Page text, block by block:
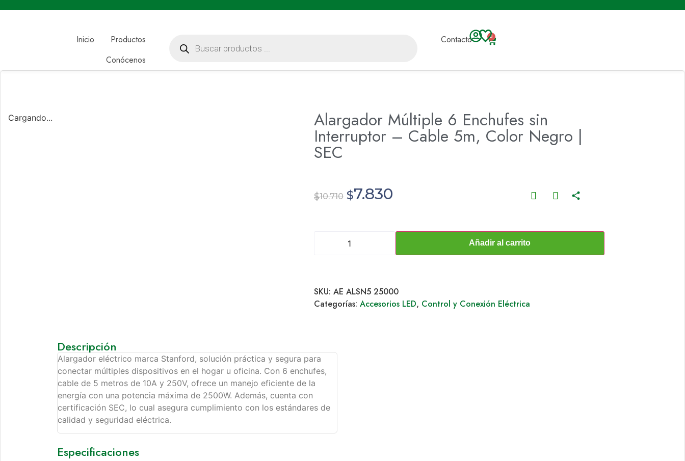
Inicio
Productos
Conócenos
Contacto 0
Cargando... Alargador Múltiple 6 Enchufes sin
Interruptor – Cable 5m, Color Negro |
SEC
$10.710 $7.830
Añadir al carrito
SKU: AE ALSN5 25000
Categorías: Accesorios LED, Control y Conexión Eléctrica
Descripción
Alargador eléctrico marca Stanford, solución práctica y segura para
conectar múltiples dispositivos en el hogar u oficina. Con 6 enchufes,
cable de 5 metros de 10A y 250V, ofrece un manejo eficiente de la
energía con una potencia máxima de 2500W. Además, cuenta con
certificación SEC, lo cual asegura cumplimiento con los estándares de
calidad y seguridad eléctrica.
Especificaciones